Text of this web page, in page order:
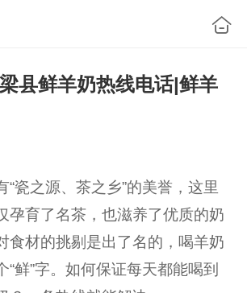
县鲜羊奶热线电话|鲜羊
之源、茶之乡”的美誉，这里
孕育了名茶，也滋养了优质的奶
食材的挑剔是出了名的，喝羊奶
“鲜”字。如何保证每天都能喝到